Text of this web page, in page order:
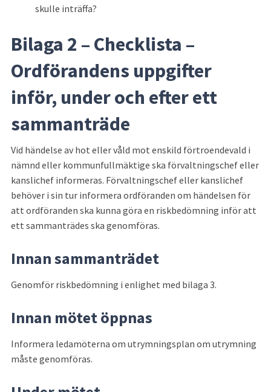
skulle inträffa?
Bilaga 2 – Checklista –
Ordförandens uppgifter
inför, under och efter ett
sammanträde
Vid händelse av hot eller våld mot enskild förtroendevald i
nämnd eller kommunfullmäktige ska förvaltningschef eller
kanslichef informeras. Förvaltningschef eller kanslichef
behöver i sin tur informera ordföranden om händelsen för
att ordföranden ska kunna göra en riskbedömning inför att
ett sammanträdes ska genomföras.
Innan sammanträdet
Genomför riskbedömning i enlighet med bilaga 3.
Innan mötet öppnas
Informera ledamöterna om utrymningsplan om utrymning
måste genomföras.